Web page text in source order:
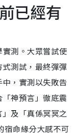
已經有
測。大眾嘗試使
測試，最終彈彈
，實測以失敗告
神預言」徹底震
及「真係冥冥之
宿命緣分大感不可